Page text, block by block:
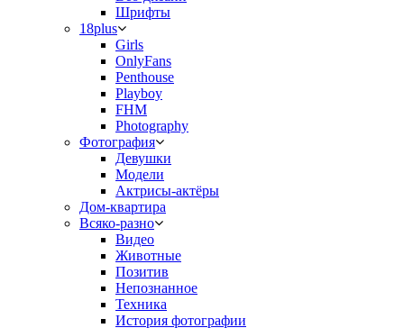
Шрифты
18plus
Girls
OnlyFans
Penthouse
Playboy
FHM
Photography
Фотография
Девушки
Модели
Актрисы-актёры
Дом-квартира
Всяко-разно
Видео
Животные
Позитив
Непознанное
Техника
История фотографии